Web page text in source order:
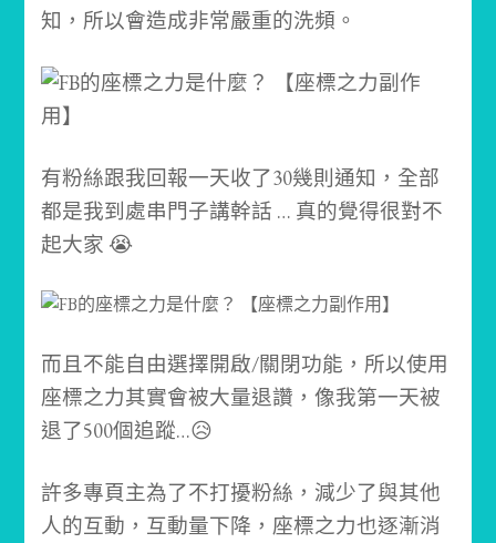
知，所以會造成非常嚴重的洗頻。
有粉絲跟我回報一天收了30幾則通知，全部
都是我到處串門子講幹話 … 真的覺得很對不
起大家 😭
而且不能自由選擇開啟/關閉功能，所以使用
座標之力其實會被大量退讚，像我第一天被
退了500個追蹤…😥
許多專頁主為了不打擾粉絲，減少了與其他
人的互動，互動量下降，座標之力也逐漸消